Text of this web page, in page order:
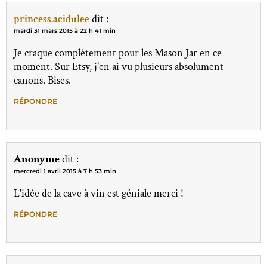
princess.aciduleedit :
mardi 31 mars 2015 à 22 h 41 min
Je craque complètement pour les Mason Jar en ce
moment. Sur Etsy, j'en ai vu plusieurs absolument
canons. Bises.
RÉPONDRE
Anonymedit :
mercredi 1 avril 2015 à 7 h 53 min
L'idée de la cave à vin est géniale merci !
RÉPONDRE